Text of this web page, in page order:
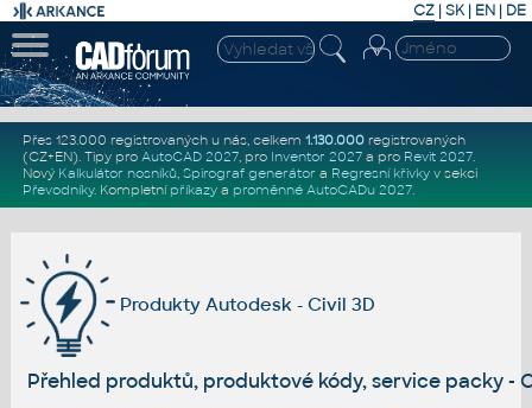
CZ | SK| EN | DE
Přes 123.000 registrovaných u nás, celkem 1.130.000registrovaných
(CZ+EN). Tipy pro AutoCAD 2027, pro Inventor 2027a pro Revit 2027.
Nový Kalkulátor nosníků, Spirograf generátor a Regresní křivkyv sekci
Převodníky. Kompletní příkazya proměnné AutoCADu 2027.
Produkty Autodesk - Civil 3D
Přehled produktů, produktové kódy, service packy -